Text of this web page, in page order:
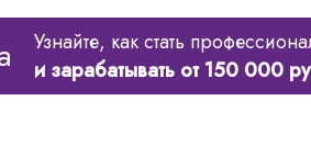
Узнайте, как стать
и зарабатывать от 150 000